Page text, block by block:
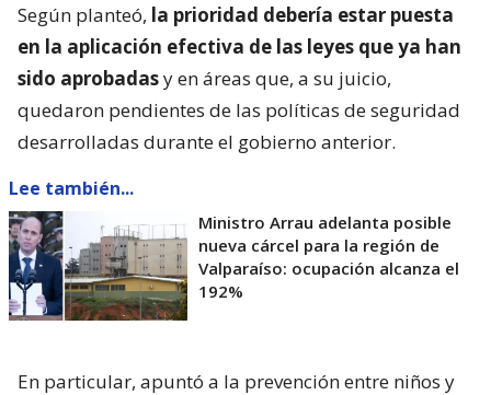
Según planteó, la prioridad debería estar puesta
en la aplicación efectiva de las leyes que ya han
sido aprobadasy en áreas que, a su juicio,
quedaron pendientes de las políticas de seguridad
desarrolladas durante el gobierno anterior.
Lee también...
Ministro Arrau adelanta posible
nueva cárcel para la región de
Valparaíso: ocupación alcanza el
192%
En particular, apuntó a la prevención entre niños y